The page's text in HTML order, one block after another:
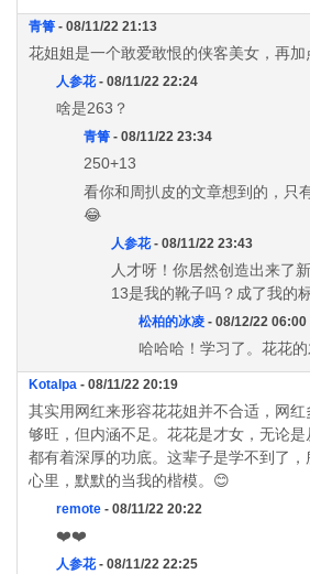
青箐 - 08/11/22 21:13
花姐姐是一个敢爱敢恨的侠客美女，再加
人参花- 08/11/22 22:24
啥是263？
青箐 - 08/11/22 23:34
250+13
看你和周扒皮的文章想到的，只
😂
人参花- 08/11/22 23:43
人才呀！你居然创造出来了
13是我的靴子吗？成了我的标
松柏的冰凌 - 08/12/22 06:00
哈哈哈！学习了。花花的
Kotalpa - 08/11/22 20:19
其实用网红来形容花花姐并不合适，网
够旺，但内涵不足。花花是才女，无论是
都有着深厚的功底。这辈子是学不到了
心里，默默的当我的楷模。😊
remote - 08/11/22 20:22
❤️❤️
人参花- 08/11/22 22:25